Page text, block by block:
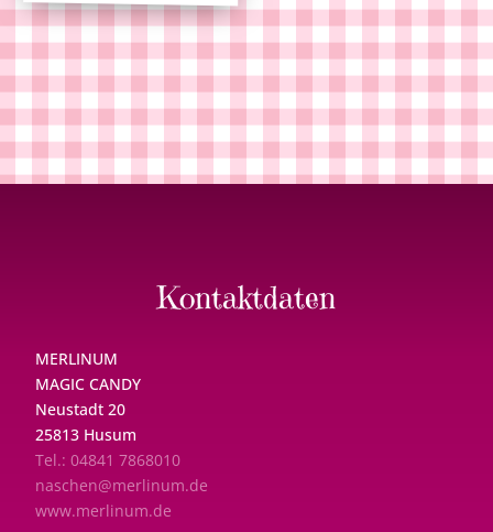
Kontaktdaten
MERLINUM
MAGIC CANDY
Neustadt 20
25813 Husum
Tel.: 04841 7868010
naschen@merlinum.de
www.merlinum.de